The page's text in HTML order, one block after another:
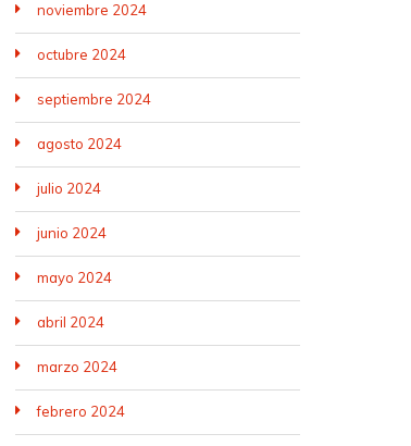
noviembre 2024
octubre 2024
septiembre 2024
agosto 2024
julio 2024
junio 2024
mayo 2024
abril 2024
marzo 2024
febrero 2024